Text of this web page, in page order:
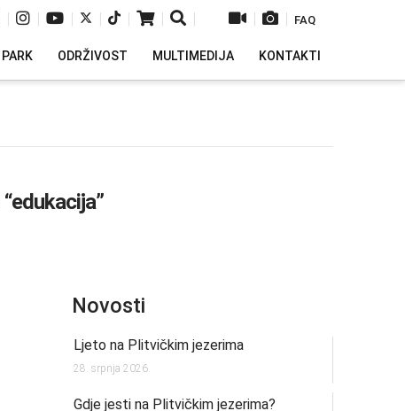
| | | | | | | | | FAQ
ODRŽIVOST MULTIMEDIJA KONTAKTI
“edukacija”
Novosti
Ljeto na Plitvičkim jezerima
28. srpnja 2026.
Gdje jesti na Plitvičkim jezerima?